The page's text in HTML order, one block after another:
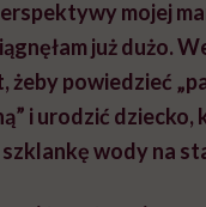
mojej
już dużo.
żeby powiedzieć
i urodzić dziecko,
wody na